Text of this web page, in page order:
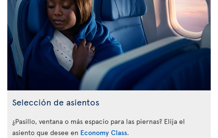
Selección de asientos
¿Pasillo, ventana o más espacio para las piernas? Elija el
asiento que desee en Economy Class.